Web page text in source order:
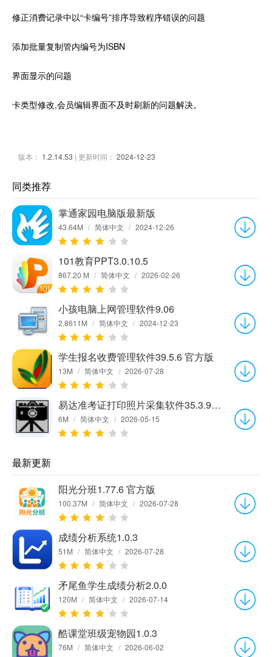
修正消费记录中以“卡编号”排序导致程序错误的问题
添加批量复制管内编号为ISBN
界面显示的问题
卡类型修改,会员编辑界面不及时刷新的问题解决。
版本： 1.2.14.53 | 更新时间： 2024-12-23
同类推荐
掌通家园电脑版最新版
43.64M / 简体中文 / 2024-12-26
101教育PPT3.0.10.5
867.20 M / 简体中文 / 2026-02-26
小孩电脑上网管理软件9.06
2.8611M / 简体中文 / 2024-12-23
学生报名收费管理软件39.5.6 官方版
13M / 简体中文 / 2026-07-28
易达准考证打印照片采集软件35.3.9 官方版
6M / 简体中文 / 2026-05-15
最新更新
阳光分班1.77.6 官方版
100.37M / 简体中文 / 2026-07-28
成绩分析系统1.0.3
51M / 简体中文 / 2026-07-28
矛尾鱼学生成绩分析2.0.0
120M / 简体中文 / 2026-07-14
酷课堂班级宠物园1.0.3
76M / 简体中文 / 2026-06-02